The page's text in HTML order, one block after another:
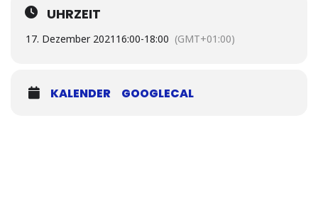
Die sechs zivilgesellschaftlichen (Stell-)Vertreter*innen sind
Dr. Kai Zosseder (Scientists for Future), Daniela Schmid
(Münchner Ernährungsrat), Sylvia Hladky (MIN-Manufaktur
Mobilität und Verkehr), Klara Bosch (Fridays for Future),
zivilgesellschaftlich engagiert) und Stephan Mohr (Students
For Future München/Netzwerk Saubere Energie München).
UHRZEIT
17. Dezember 2021 16:00-18:00 (GMT+01:00)
KALENDER GOOGLECAL